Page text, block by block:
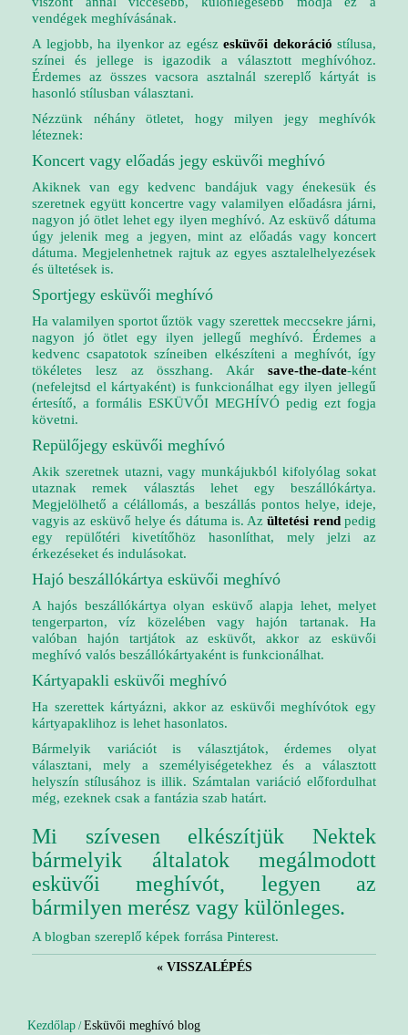
vendégek meghívásának.
A legjobb, ha ilyenkor az egész esküvői dekoráció stílusa,
színei és jellege is igazodik a választott meghívóhoz.
Érdemes az összes vacsora asztalnál szereplő kártyát is
hasonló stílusban választani.
Nézzünk néhány ötletet, hogy milyen jegy meghívók
léteznek:
Koncert vagy előadás jegy esküvői meghívó
Akiknek van egy kedvenc bandájuk vagy énekesük és
szeretnek együtt koncertre vagy valamilyen előadásra járni,
nagyon jó ötlet lehet egy ilyen meghívó. Az esküvő dátuma
úgy jelenik meg a jegyen, mint az előadás vagy koncert
dátuma. Megjelenhetnek rajtuk az egyes asztalelhelyezések
és ültetések is.
Sportjegy esküvői meghívó
Ha valamilyen sportot űztök vagy szerettek meccsekre járni,
nagyon jó ötlet egy ilyen jellegű meghívó. Érdemes a
kedvenc csapatotok színeiben elkészíteni a meghívót, így
tökéletes lesz az összhang. Akár save-the-date-ként
(nefelejtsd el kártyaként) is funkcionálhat egy ilyen jellegű
értesítő, a formális ESKÜVŐI MEGHÍVÓ pedig ezt fogja
követni.
Repülőjegy esküvői meghívó
Akik szeretnek utazni, vagy munkájukból kifolyólag sokat
utaznak remek választás lehet egy beszállókártya.
Megjelölhető a célállomás, a beszállás pontos helye, ideje,
vagyis az esküvő helye és dátuma is. Azültetési rendpedig
egy repülőtéri kivetítőhöz hasonlíthat, mely jelzi az
érkezéseket és indulásokat.
Hajó beszállókártya esküvői meghívó
A hajós beszállókártya olyan esküvő alapja lehet, melyet
tengerparton, víz közelében vagy hajón tartanak. Ha
valóban hajón tartjátok az esküvőt, akkor az esküvői
meghívó valós beszállókártyaként is funkcionálhat.
Kártyapakli esküvői meghívó
Ha szerettek kártyázni, akkor az esküvői meghívótok egy
kártyapaklihoz is lehet hasonlatos.
Bármelyik variációt is választjátok, érdemes olyat
választani, mely a személyiségetekhez és a választott
helyszín stílusához is illik. Számtalan variáció előfordulhat
még, ezeknek csak a fantázia szab határt.
Mi szívesen elkészítjük Nektek
bármelyik általatok megálmodott
esküvői meghívót, legyen az
bármilyen merész vagy különleges.
A blogban szereplő képek forrása Pinterest.
« VISSZALÉPÉS
Kezdőlap /Esküvői meghívó blog